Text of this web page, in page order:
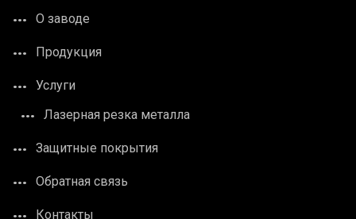
О заводе
Продукция
Услуги
Лазерная резка металла
Защитные покрытия
Обратная связь
Контакты